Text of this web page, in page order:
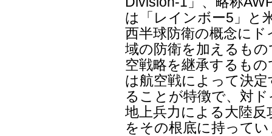
は「レインボー5」と
西半球防衛の概念に
域の防衛を加えるも
空戦略を継承するも
は航空戦によって決
ることが特徴で、対
地上兵力による大陸
をその根底に持って